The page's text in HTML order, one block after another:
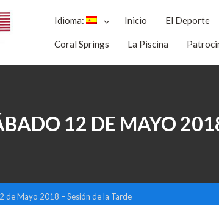
Idioma: Inicio El Deporte
Coral Springs La Piscina
12 DE MAYO
de Mayo 2018 – Sesión de la Tarde